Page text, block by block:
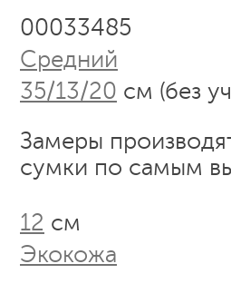
00033485
Средний
35/13/20 см (без
Замеры
сумки по самым
12 см
Экокожа